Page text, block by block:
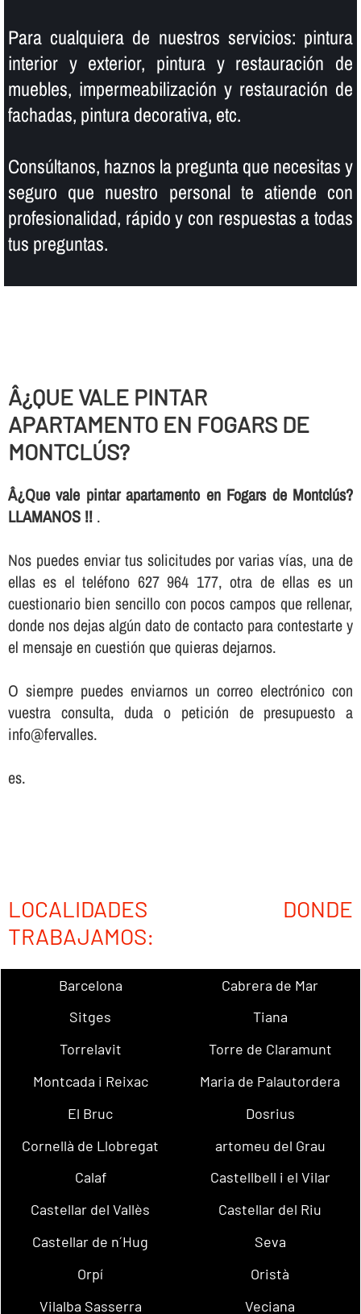
Para cualquiera de nuestros servicios: pintura
interior y exterior, pintura y restauración de
muebles, impermeabilización y restauración de
fachadas, pintura decorativa, etc.
Consúltanos, haznos la pregunta que necesitas y
seguro que nuestro personal te atiende con
profesionalidad, rápido y con respuestas a todas
tus preguntas.
Â¿QUE VALE PINTAR
APARTAMENTO EN FOGARS DE
MONTCLÚS?
Â¿Que vale pintar apartamento en Fogars de Montclús?
LLAMANOS !! .
Nos puedes enviar tus solicitudes por varias ví­as, una de
ellas es el teléfono 627 964 177, otra de ellas es un
cuestionario bien sencillo con pocos campos que rellenar,
donde nos dejas algún dato de contacto para contestarte y
el mensaje en cuestión que quieras dejarnos.
O siempre puedes enviarnos un correo electrónico con
vuestra consulta, duda o petición de presupuesto a
info@fervalles.
es.
LOCALIDADES DONDE
TRABAJAMOS:
Barcelona
Cabrera de Mar
Sitges
Tiana
Torrelavit
Torre de Claramunt
Montcada i Reixac
Maria de Palautordera
El Bruc
Dosrius
Cornellà de Llobregat
artomeu del Grau
Calaf
Castellbell i el Vilar
Castellar del Vallès
Castellar del Riu
Castellar de n´Hug
Seva
Orpí
Oristà
Vilalba Sasserra
Veciana